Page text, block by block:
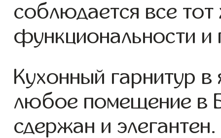
соблюдается все
функциональности и
Кухонный гарнитур в
любое помещение в
сдержан и